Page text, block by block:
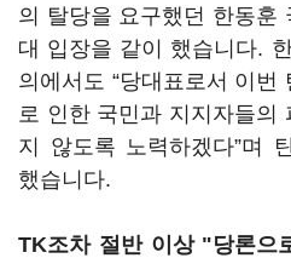
의 탈당을 요구했던 한동훈
대 입장을 같이 했습니다.
의에서도 “당대표로서 이번
로 인한 국민과 지지자들의
지 않도록 노력하겠다”며
했습니다.
TK조차 절반 이상 "당론으